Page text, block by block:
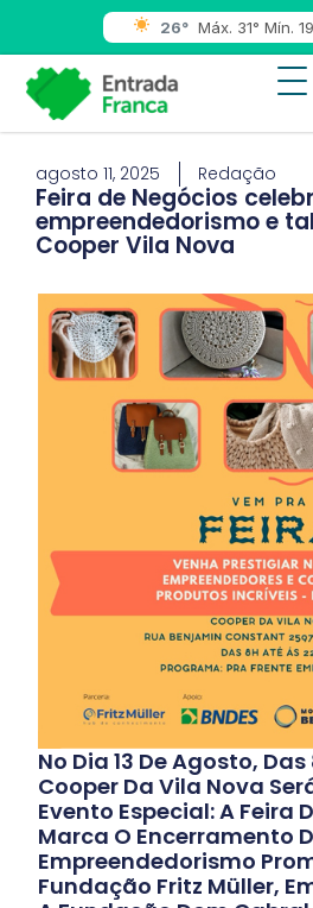
26° Máx. 31° Mín.
agosto 11, 2025 Redação
Feira de Negócios
empreendedorismo e
Cooper Vila Nova
No Dia 13 De Agosto,
Cooper Da Vila Nova
Evento Especial: A Feira
Marca O Encerramento
Empreendedorismo
Fundação Fritz Müller,